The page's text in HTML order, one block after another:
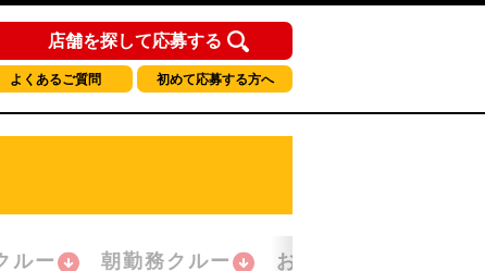
店舗を探して応募する
よくあるご質問 初めて応募する方へ
ルー 朝勤務クルー おかえり！クルー